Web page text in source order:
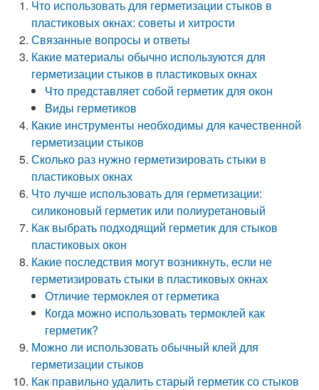
Что использовать для герметизации стыков в
пластиковых окнах: советы и хитрости
Связанные вопросы и ответы
Какие материалы обычно используются для
герметизации стыков в пластиковых окнах
Что представляет собой герметик для окон
Виды герметиков
Какие инструменты необходимы для качественной
герметизации стыков
Сколько раз нужно герметизировать стыки в
пластиковых окнах
Что лучше использовать для герметизации:
силиконовый герметик или полиуретановый
Как выбрать подходящий герметик для стыков
пластиковых окон
Какие последствия могут возникнуть, если не
герметизировать стыки в пластиковых окнах
Отличие термоклея от герметика
Когда можно использовать термоклей как
герметик?
Можно ли использовать обычный клей для
герметизации стыков
Как правильно удалить старый герметик со стыков